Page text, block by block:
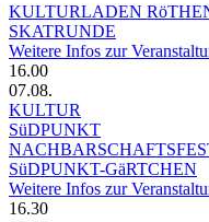
KULTURLADEN
SKATRUNDE
Weitere Infos zur
16.00
07.08.
KULTUR
SüDPUNKT
SüDPUNKT-GäRTCHEN
Weitere Infos zur
16.30